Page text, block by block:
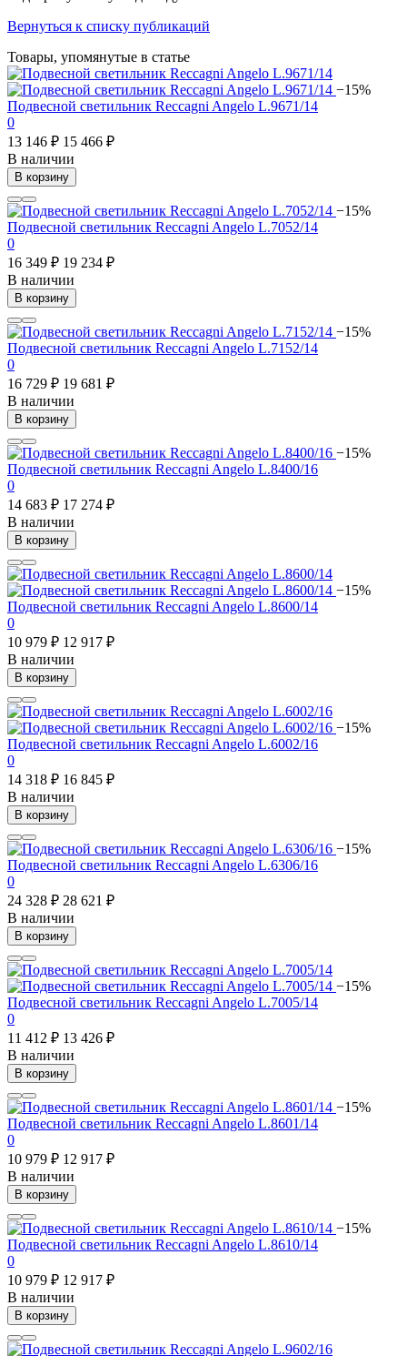
Вернуться к списку публикаций
Товары, упомянутые в статье
−15%
Подвесной светильник Reccagni Angelo L.9671/14
0
13 146 ₽ 15 466 ₽
В наличии
В корзину
−15%
Подвесной светильник Reccagni Angelo L.7052/14
0
16 349 ₽ 19 234 ₽
В наличии
В корзину
−15%
Подвесной светильник Reccagni Angelo L.7152/14
0
16 729 ₽ 19 681 ₽
В наличии
В корзину
−15%
Подвесной светильник Reccagni Angelo L.8400/16
0
14 683 ₽ 17 274 ₽
В наличии
В корзину
−15%
Подвесной светильник Reccagni Angelo L.8600/14
0
10 979 ₽ 12 917 ₽
В наличии
В корзину
−15%
Подвесной светильник Reccagni Angelo L.6002/16
0
14 318 ₽ 16 845 ₽
В наличии
В корзину
−15%
Подвесной светильник Reccagni Angelo L.6306/16
0
24 328 ₽ 28 621 ₽
В наличии
В корзину
−15%
Подвесной светильник Reccagni Angelo L.7005/14
0
11 412 ₽ 13 426 ₽
В наличии
В корзину
−15%
Подвесной светильник Reccagni Angelo L.8601/14
0
10 979 ₽ 12 917 ₽
В наличии
В корзину
−15%
Подвесной светильник Reccagni Angelo L.8610/14
0
10 979 ₽ 12 917 ₽
В наличии
В корзину